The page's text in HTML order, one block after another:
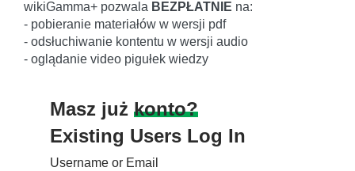
wikiGamma+ pozwala BEZPŁATNIE na:
- pobieranie materiałów w wersji pdf
- odsłuchiwanie kontentu w wersji audio
- oglądanie video pigułek wiedzy
Masz już konto?
Existing Users Log In
Username or Email